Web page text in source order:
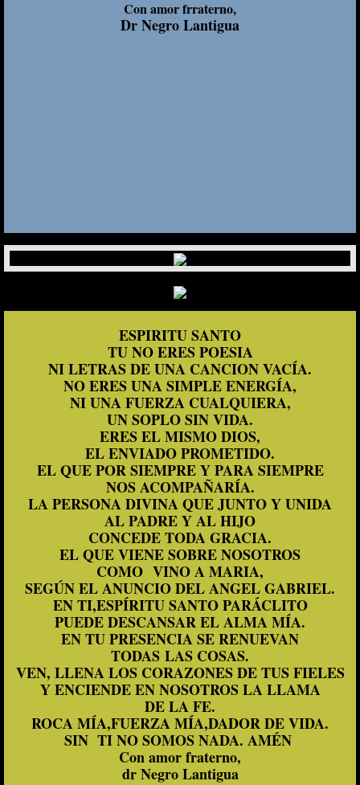
Con amor frraterno,
Dr Negro Lantigua
ESPIRITU SANTO
TU NO ERES POESIA
NI LETRAS DE UNA CANCION VACÍA.
NO ERES UNA SIMPLE ENERGÍA,
NI UNA FUERZA CUALQUIERA,
UN SOPLO SIN VIDA.
ERES EL MISMO DIOS,
EL ENVIADO PROMETIDO.
EL QUE POR SIEMPRE Y PARA SIEMPRE
NOS ACOMPAÑARÍA.
LA PERSONA DIVINA QUE JUNTO Y UNIDA
AL PADRE Y AL HIJO
CONCEDE TODA GRACIA.
EL QUE VIENE SOBRE NOSOTROS
COMO VINO A MARIA,
SEGÚN EL ANUNCIO DEL ANGEL GABRIEL.
EN TI,ESPÍRITU SANTO PARÁCLITO
PUEDE DESCANSAR EL ALMA MÍA.
EN TU PRESENCIA SE RENUEVAN
TODAS LAS COSAS.
VEN, LLENA LOS CORAZONES DE TUS FIELES
Y ENCIENDE EN NOSOTROS LA LLAMA
DE LA FE.
ROCA MÍA,FUERZA MÍA,DADOR DE VIDA.
SIN TI NO SOMOS NADA. AMÉN
Con amor fraterno,
dr Negro Lantigua